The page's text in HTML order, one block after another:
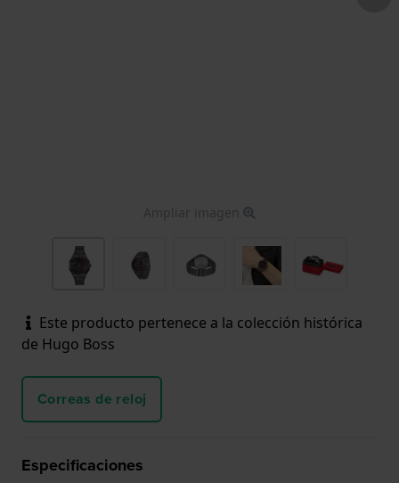
Ampliar imagen
Este producto pertenece a la colección histórica
de Hugo Boss
Correas de reloj
Especificaciones